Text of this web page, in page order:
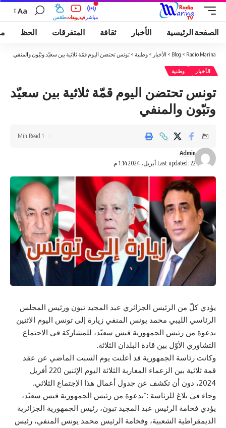
طقسفيديوهات مباشر
Aa
الصفحة الرئيسية الأخبار ثقافة المتفرقات الحظ
Radio Marina
>
Blog
> الأخبار > وطنية > تونس تحتضن اليوم قمّة ثلاثية بين سعيّد وتبّون والمنفي
الأخبار وطنية
تونس تحتضن اليوم قمّة ثلاثية بين سعيّد
وتبّون والمنفي
Last updated: 22 أبريل، 2024 1:14 م
Admin
1 Min Read
يؤدي كلّ من الرئيس الجزائري عبد المجيد تبون ورئيس المجلس
الرئاسي الليبي محمد يونس المنفي زيارة إلى تونس اليوم الاثنين
بدعوة من رئيس الجمهورية قيس سعيّد، للمشاركة في الاجتماع
التشاوري الأوّل بين قادة البلدان الثلاثة.
وكانت رئاسة الجمهورية قد أعلنت يوم السبت الماضي عن عقد
قمة ثلاثية بين الزعماء المغاربة الثلاثة اليوم الإثنين 220 أفريل
2024، دون أن تكشف عن جدول أعمال هذا الإجتماع الثلاثي.
وجاء في بلاغ للرئاسة :”بدعوة من رئيس الجمهورية قيس سعيّد،
يؤدي فخامة الرئيس عبد المجيد تبون، رئيس الجمهورية الجزائرية
الديمقراطية الشعبية، وفخامة الرئيس محمد يونس المنفي، رئيس